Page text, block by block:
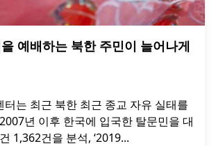
예배하는 북한 주민이 늘어나게
터는 최근 북한 최근 종교 자유 실태를
년 이후 한국에 입국한 탈문민을 대
1,362건을 분석, ‘2019...